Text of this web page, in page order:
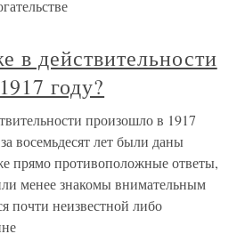
в действительности
году?
произошло в 1917
восемьдесят лет были даны
прямо противоположные ответы,
менее знакомы внимательным
почти неизвестной либо